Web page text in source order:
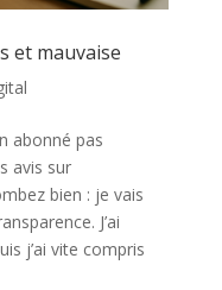
et mauvaise
abonné pas
avis sur
bien : je vais
J’ai
j’ai vite compris